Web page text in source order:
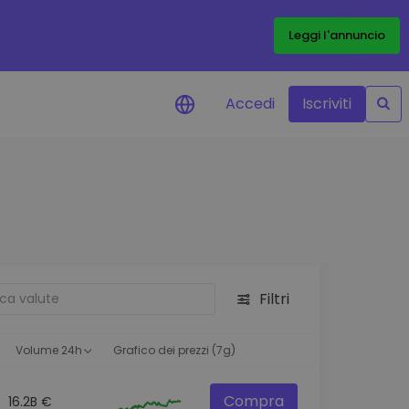
Leggi l'annuncio
utili per performance
Accedi Iscriviti
Filtri
Volume 24h Grafico dei prezzi (7g)
16.2B € Compra